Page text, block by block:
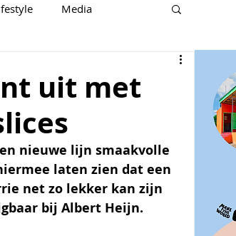
Media
uit met
nieuwe lijn smaakvolle
laten zien dat een
net zo lekker kan zijn
bij Albert Heijn.